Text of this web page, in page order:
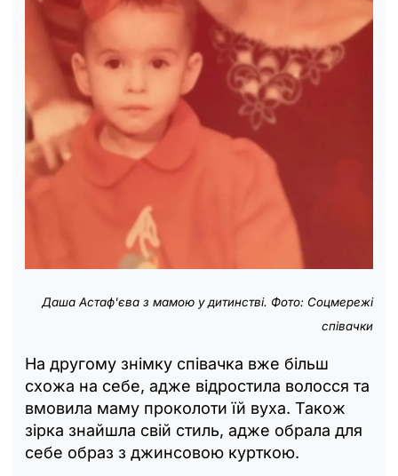
Даша Астаф'єва з мамою у дитинстві. Фото: Соцмережі
співачки
На другому знімку співачка вже більш
схожа на себе, адже відростила волосся та
вмовила маму проколоти їй вуха. Також
зірка знайшла свій стиль, адже обрала для
себе образ з джинсовою курткою.